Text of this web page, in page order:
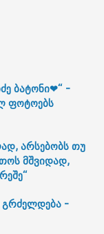
ბატონი❤“ -
ფოტოებს
არსებობს თუ
მშვიდად,
გრძელდება -